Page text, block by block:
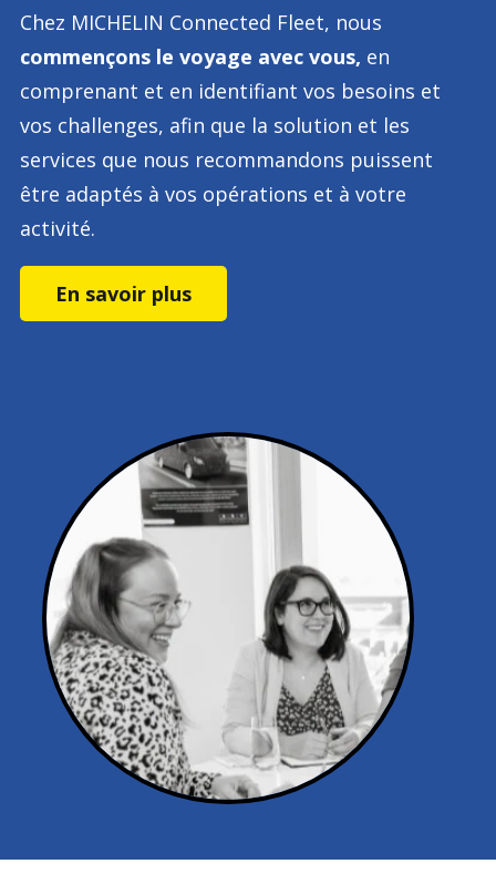
Chez MICHELIN Connected Fleet, nous
commençons le voyage avec vous, en
comprenant et en identifiant vos besoins et
vos challenges, afin que la solution et les
services que nous recommandons puissent
être adaptés à vos opérations et à votre
activité.
En savoir plus